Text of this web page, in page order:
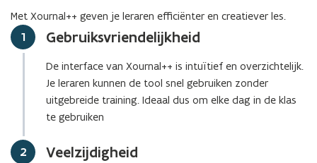
e
n
Met Xournal++ geven je leraren efficiënter en creatiever les.
Stap
1 Gebruiksvriendelijkheid
De interface van Xournal++ is intuïtief en overzichtelijk.
Je leraren kunnen de tool snel gebruiken zonder
uitgebreide training. Ideaal dus om elke dag in de klas
te gebruiken
Stap
2 Veelzijdigheid